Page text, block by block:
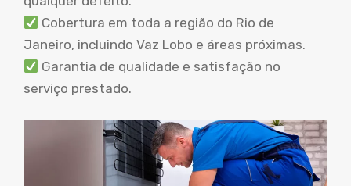
Cobertura em toda a região do Rio de
Janeiro, incluindo Vaz Lobo e áreas próximas.
Garantia de qualidade e satisfação no
serviço prestado.